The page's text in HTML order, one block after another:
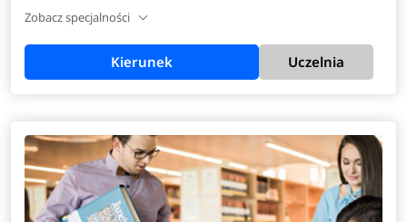
Zobacz specjalności
Kierunek Uczelnia